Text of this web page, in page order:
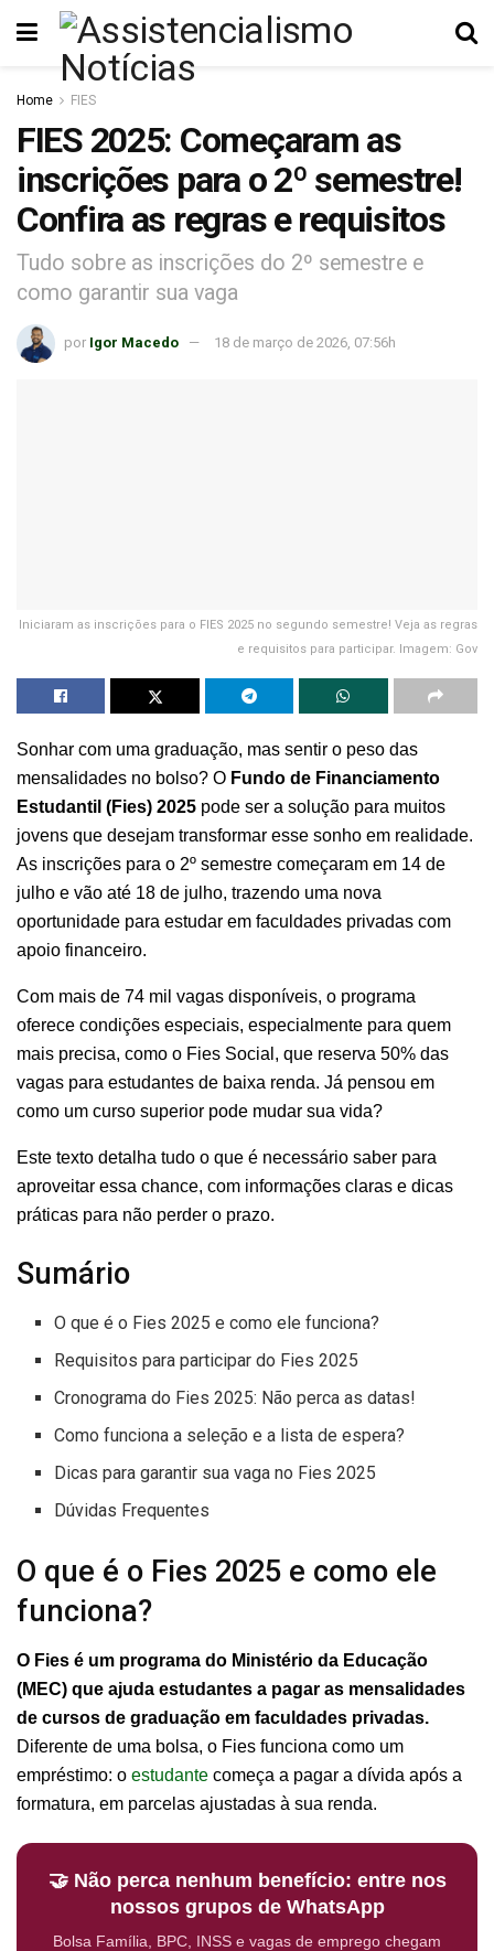
Home FIES
FIES 2025: Começaram as
inscrições para o 2º semestre!
Confira as regras e requisitos
Tudo sobre as inscrições do 2º semestre e
como garantir sua vaga
por Igor Macedo 18 de março de 2026, 07:56h
Iniciaram as inscrições para o FIES 2025 no segundo semestre! Veja as regras
e requisitos para participar. Imagem: Gov
Sonhar com uma graduação, mas sentir o peso das
mensalidades no bolso? O Fundo de Financiamento
Estudantil (Fies) 2025 pode ser a solução para muitos
jovens que desejam transformar esse sonho em realidade.
As inscrições para o 2º semestre começaram em 14 de
julho e vão até 18 de julho, trazendo uma nova
oportunidade para estudar em faculdades privadas com
apoio financeiro.
Com mais de 74 mil vagas disponíveis, o programa
oferece condições especiais, especialmente para quem
mais precisa, como o Fies Social, que reserva 50% das
vagas para estudantes de baixa renda. Já pensou em
como um curso superior pode mudar sua vida?
Este texto detalha tudo o que é necessário saber para
aproveitar essa chance, com informações claras e dicas
práticas para não perder o prazo.
Sumário
O que é o Fies 2025 e como ele funciona?
Requisitos para participar do Fies 2025
Cronograma do Fies 2025: Não perca as datas!
Como funciona a seleção e a lista de espera?
Dicas para garantir sua vaga no Fies 2025
Dúvidas Frequentes
O que é o Fies 2025 e como ele
funciona?
O Fies é um programa do Ministério da Educação
(MEC) que ajuda estudantes a pagar as mensalidades
de cursos de graduação em faculdades privadas.
Diferente de uma bolsa, o Fies funciona como um
empréstimo: o estudante começa a pagar a dívida após a
formatura, em parcelas ajustadas à sua renda.
🤝 Não perca nenhum benefício: entre nos
nossos grupos de WhatsApp
Bolsa Família, BPC, INSS e vagas de emprego chegam